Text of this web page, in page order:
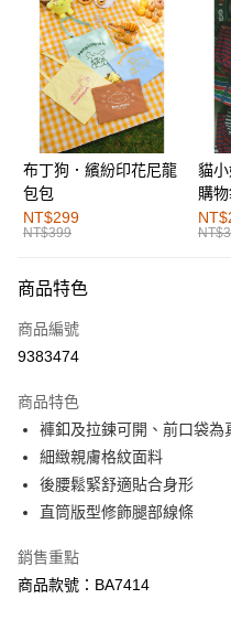
超商取貨付款
LINE Pay
街口支付
運送方式
全家取貨付款
每筆NT$60，滿NT$1,000(含以
付款後全家取貨
萊爾富取貨付款
付款後萊爾富取貨
每筆NT$60，滿NT$1,000(含
7-11取貨付款
每筆NT$60，滿NT$1,000(含以
付款後7-11取貨
每筆NT$60，滿NT$1,000(含以
布丁狗．繽紛印花尼龍
包包
NT$299
NT$399
貓
購
商品特色
商品編號
9383474
商品特色
褲釦及拉鍊可開、前口袋
細緻親膚格紋面料
後腰鬆緊舒適貼合身形
直筒版型修飾腿部線條
銷售重點
商品款號：BA7414